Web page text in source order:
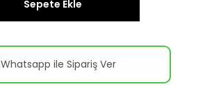
Sepete Ekle
Whatsapp ile Sipariş Ver